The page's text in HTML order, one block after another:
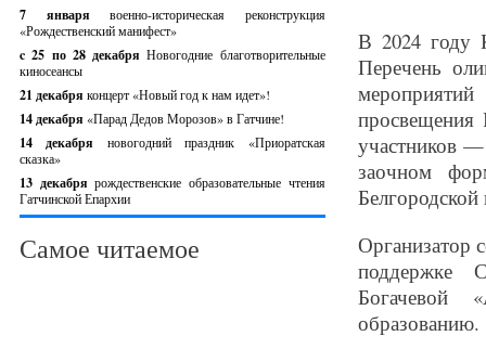
7 январявоенно-историческая реконструкция
«Рождественский манифест»
c 25 по 28 декабряНовогодние благотворительные
киносеансы
21 декабря концерт «Новый год к нам идет»!
14 декабря «Парад Дедов Морозов» в Гатчине!
14 декабря новогодний праздник «Приоратская
сказка»
13 декабрярождественские образовательные чтения
Гатчинской Епархии
Самое читаемое
В 2024 году
Перечень
просвещения
участников
заочном
Организатор
поддержке
Богачевой
образованию.